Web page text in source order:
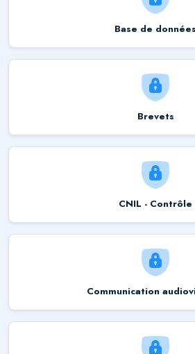
Base de données
Brevets
CNIL - Contrôle
Communication